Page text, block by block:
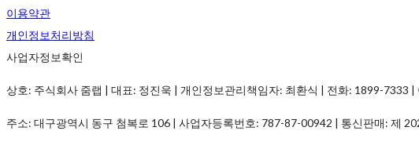
이용약관
개인정보처리방침
사업자정보확인
상호: 주식회사 줌랩 | 대표: 정진욱 | 개인정보관리책임자: 최환식 | 전화: 1899-7333 |
주소: 대구광역시 동구 첨복로 106 | 사업자등록번호: 787-87-00942 | 통신판매: 제